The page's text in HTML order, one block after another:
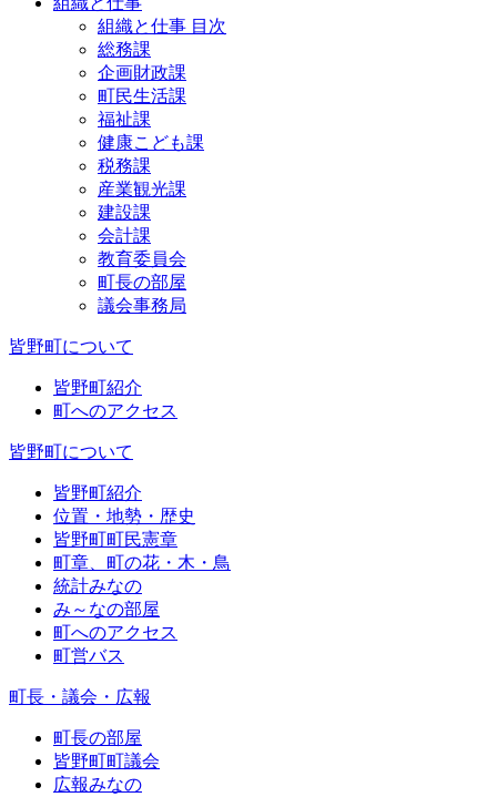
組織と仕事 目次
総務課
企画財政課
町民生活課
福祉課
健康こども課
税務課
産業観光課
建設課
会計課
教育委員会
町長の部屋
議会事務局
皆野町について
皆野町紹介
町へのアクセス
皆野町について
皆野町紹介
位置・地勢・歴史
皆野町町民憲章
町章、町の花・木・鳥
統計みなの
み～なの部屋
町へのアクセス
町営バス
町長・議会・広報
町長の部屋
皆野町町議会
広報みなの